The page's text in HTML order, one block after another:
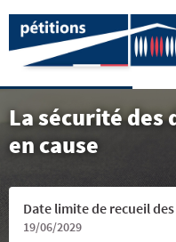
La sécurité des
en cause
Date limite de recueil
19/06/2029